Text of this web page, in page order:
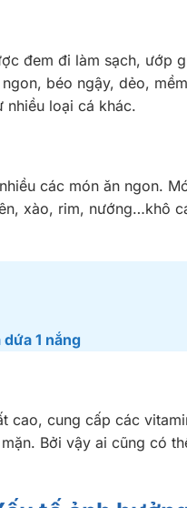
đem đi làm sạch, ướp
béo ngậy, dẻo,
loại cá khác.
các món ăn ngon.
xào, rim, nướng…khô
1 nắng
cao, cung cấp các
Bởi vậy ai cũng có